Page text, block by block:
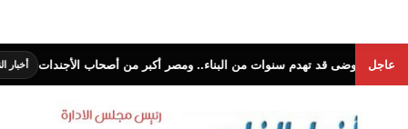
عاجل
قد تهدم سنوات من البناء.. ومصر أكبر من أصحاب الأجندات أخبار الناس اليوم